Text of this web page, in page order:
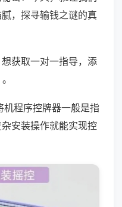
，探寻输钱之谜的真
获取一对一指导，添
机程序控牌器一般是指
安装操作就能实现控